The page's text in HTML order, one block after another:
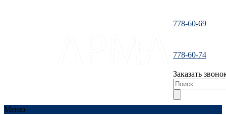
778-60-69
778-60-74
Заказать
Меню